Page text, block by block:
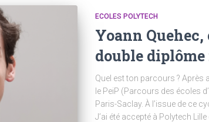
ECOLES POLYTECH
Yoann
double
Quel est ton parcours ? Après
le PeiP (Parcours des écoles
Paris-Saclay. À l’issue de ce
J’ai été accepté à Polytech Lille